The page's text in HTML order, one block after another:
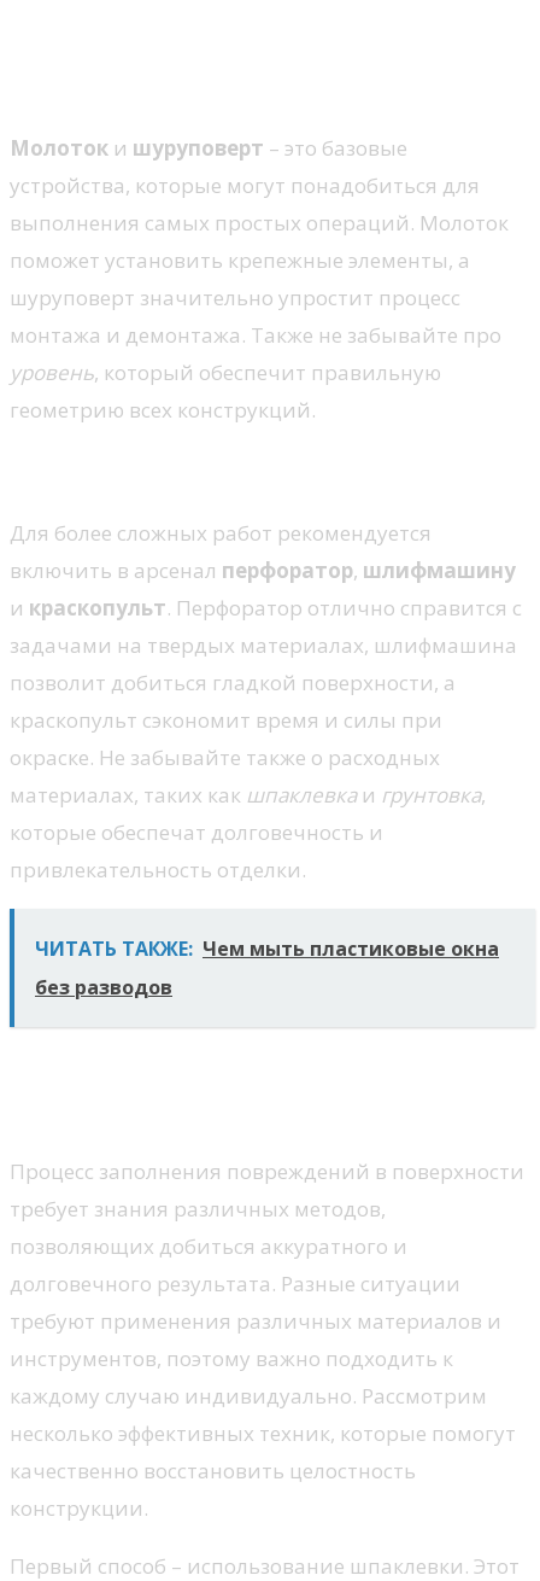
Молоток и шуруповерт – это базовые
устройства, которые могут понадобиться для
выполнения самых простых операций. Молоток
поможет установить крепежные элементы, а
шуруповерт значительно упростит процесс
монтажа и демонтажа. Также не забывайте про
уровень, который обеспечит правильную
геометрию всех конструкций.
Для более сложных работ рекомендуется
включить в арсенал перфоратор, шлифмашину
и краскопульт. Перфоратор отлично справится с
задачами на твердых материалах, шлифмашина
позволит добиться гладкой поверхности, а
краскопульт сэкономит время и силы при
окраске. Не забывайте также о расходных
материалах, таких как шпаклевкаи грунтовка,
которые обеспечат долговечность и
привлекательность отделки.
ЧИТАТЬ ТАКЖЕ: Чем мыть пластиковые окна
без разводов
Процесс заполнения повреждений в поверхности
требует знания различных методов,
позволяющих добиться аккуратного и
долговечного результата. Разные ситуации
требуют применения различных материалов и
инструментов, поэтому важно подходить к
каждому случаю индивидуально. Рассмотрим
несколько эффективных техник, которые помогут
качественно восстановить целостность
конструкции.
Первый способ – использование шпаклевки. Этот